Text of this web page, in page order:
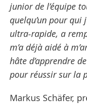
junior de l’équipe
quelqu’un pour qui
ultra-rapide, a
m’a déjà aidé à
hâte d’apprendre
pour réussir sur la
Markus Schäfer,